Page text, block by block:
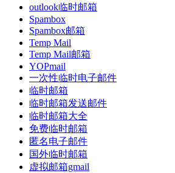
outlook临时邮箱
Spambox
Spambox邮箱
Temp Mail
Temp Mail邮箱
YOPmail
一次性临时电子邮件
临时邮箱
临时邮箱发送邮件
临时邮箱大全
免费临时邮箱
匿名电子邮件
国外临时邮箱
虚拟邮箱gmail